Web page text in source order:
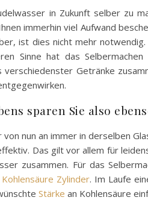
in Zukunft selber zu
immerhin viel Aufwand
ist dies nicht mehr
Sinne hat das
verschiedenster Getränke
sparen Sie also
von nun an immer in derselben
Das gilt vor allem für
zusammen. Für das
Kohlensäure Zylinder. Im Laufe
Stärke an Kohlensäure